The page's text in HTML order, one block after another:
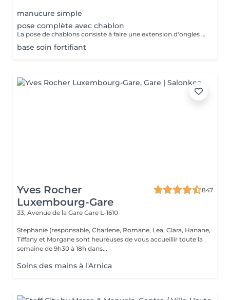
manucure simple
pose complète avec chablon
La pose de chablons consiste à faire une extension d'ongles en gel, sans avoir recours aux capsules. Prestation un peu plus longue que les capsules mais tres tres jolie :)
base soin fortifiant
Yves Rocher
Luxembourg-Gare
847
33, Avenue de la Gare Gare L-1610
Stephanie (responsable, Charlene, Romane, Lea, Clara, Hanane,
Tiffany et Morgane sont heureuses de vous accueillir toute la
semaine de 9h30 à 18h dans...
Soins des mains à l'Arnica